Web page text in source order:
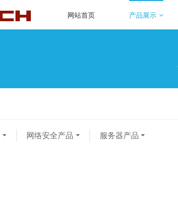
网站首页 产品展示
网络安全产品 服务器产品